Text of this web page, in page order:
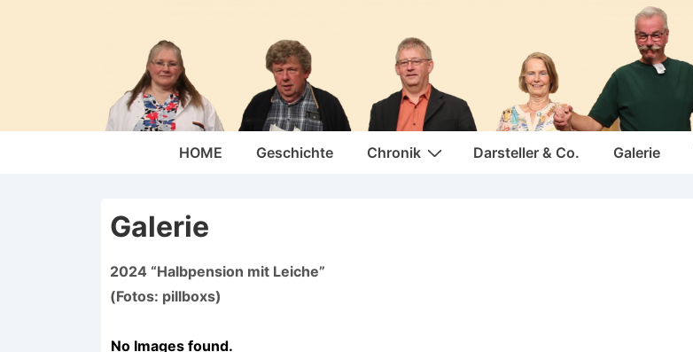
Hauptnavigation
HOME Geschichte Chronik Darsteller & Co. Galerie
Galerie
2024 “Halbpension mit Leiche”
(Fotos: pillboxs)
No Images found.